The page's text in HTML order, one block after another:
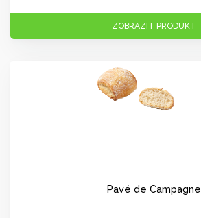
ZOBRAZIT PRODUKT
Pavé de Campagne